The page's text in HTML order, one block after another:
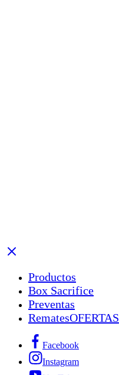
Productos
Box Sacrifice
Preventas
RematesOFERTAS
Facebook
Instagram